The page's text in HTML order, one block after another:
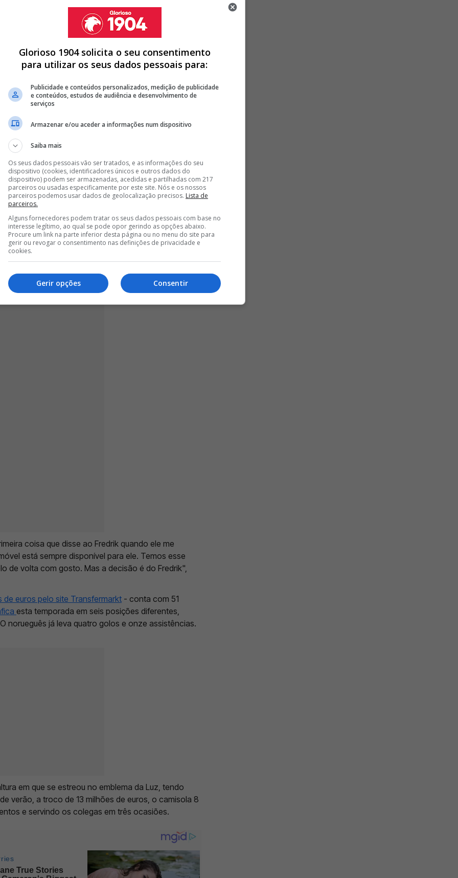
do facto de querer "ter mais tempo e liberdade
futebol", uma vez que é muito difícil fazê-lo "face a
médio tornado defesa pode ter alguma razão já que
ano.
DO BARCELONA! HÁ 5 JOGADORES EM...
ASSISTÊNCIA NO BENFICA – BARCELONA
DO BENFICA: "DESEMPENHO..."
<
aconteceu chamando-lhe "um elemento que
e em declarações ao jornal A Bola, disse estar
que receba do craque do Benfica.
coisa que disse ao Fredrik quando ele me
está sempre disponível para ele. Temos esse
de volta com gosto. Mas a decisão é do Fredrik",
de euros pelo site Transfermarkt - conta com 51
esta temporada em seis posições diferentes,
norueguês já leva quatro golos e onze assistências.
em que se estreou no emblema da Luz, tendo
verão, a troco de 13 milhões de euros, o camisola 8
e servindo os colegas em três ocasiões.
Glorioso 1904 solicita o seu consentimento
para utilizar os seus dados pessoais para:
Publicidade e conteúdos personalizados, medição de publicidade
e conteúdos, estudos de audiência e desenvolvimento de
serviços
Armazenar e/ou aceder a informações num dispositivo
Saiba mais
Os seus dados pessoais vão ser tratados, e as informações do seu
dispositivo (cookies, identificadores únicos e outros dados do
dispositivo) podem ser armazenadas, acedidas e partilhadas com 217
parceiros ou usadas especificamente por este site. Nós e os nossos
parceiros podemos usar dados de geolocalização precisos. Lista de
parceiros.
Alguns fornecedores podem tratar os seus dados pessoais com base no
interesse legítimo, ao qual se pode opor gerindo as opções abaixo.
Procure um link na parte inferior desta página ou no menu do site para
gerir ou revogar o consentimento nas definições de privacidade e
cookies.
Consentir
Gerir opções